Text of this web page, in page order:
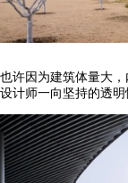
也许因为建筑体量大
设计师一向坚持的透明